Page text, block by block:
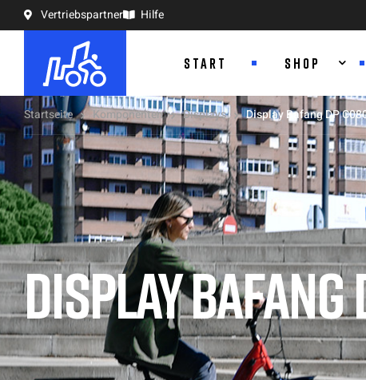
Vertriebspartner Hilfe
START SHOP
DISPLAY
Startseite Komponenten Displays Display Bafang DP